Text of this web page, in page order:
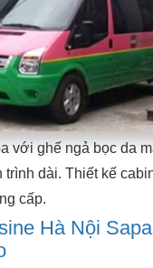
với ghế ngả bọc da
dài. Thiết kế
cấp.
Hà Nội